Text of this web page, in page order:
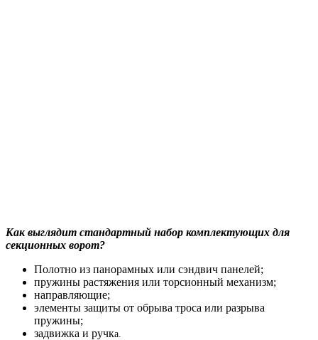
Как выглядит стандартный набор комплектующих для
секционных ворот?
Полотно из панорамных или сэндвич панелей;
пружины растяжения или торсионный механизм;
направляющие;
элементы защиты от обрыва троса или разрыва
пружины;
задвижка и ручка